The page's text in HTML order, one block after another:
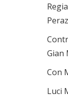
Gian
Con
Luci